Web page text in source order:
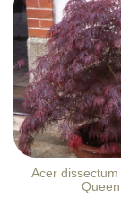
Acer
Queen